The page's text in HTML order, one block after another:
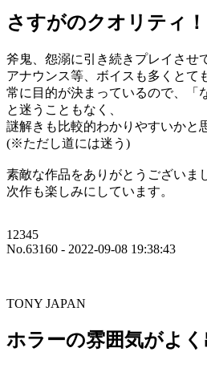
さすがのクオリティ！
斧鬼、怨溺に引き続きプレイさせ
アナウンス等、ボイスも多くとて
常に目的が決まっているので、「
と迷うこともなく、
謎解きも比較的わかりやすいかと
(※ただし道には迷う)
素敵な作品をありがとうございま
次作も楽しみにしています。
12345
No.63160 - 2022-09-08 19:38:43
TONY JAPAN
ホラーの雰囲気がよ